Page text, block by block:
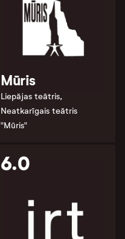
Mūris
Liepājas teātris,
Neatkarīgais teātris
"Mūris"
6.0